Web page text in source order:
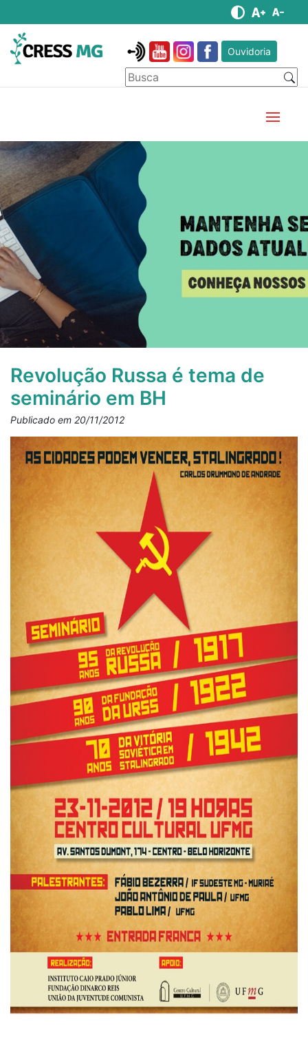
Ouvidoria
Revolução Russa é tema de
seminário em BH
Publicado em 20/11/2012